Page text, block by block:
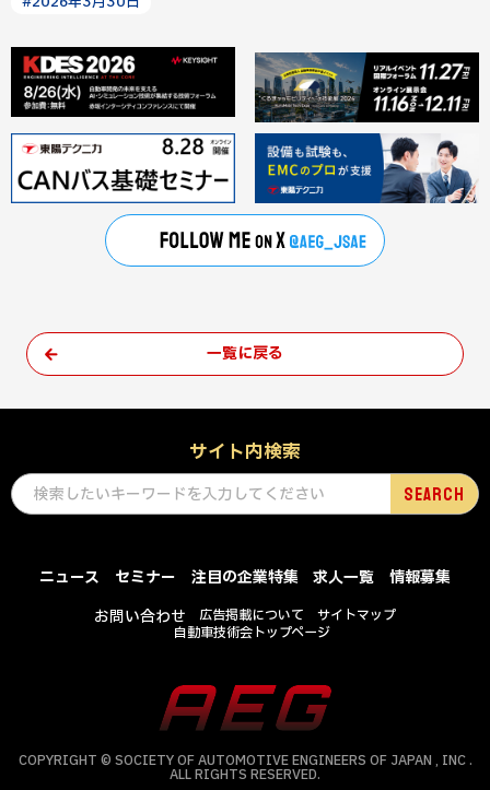
一覧に戻る
サイト内検索
ニュース セミナー 注目の企業特集 求人一覧
情報募集
お問い合わせ
広告掲載について
サイトマップ
自動車技術会トップページ
COPYRIGHT © SOCIETY OF AUTOMOTIVE ENGINEERS OF JAPAN , INC .
ALL RIGHTS RESERVED.